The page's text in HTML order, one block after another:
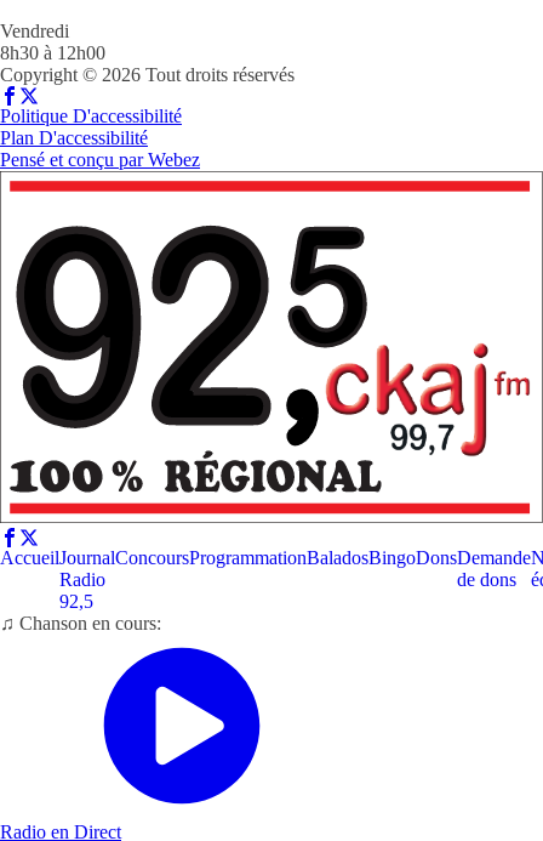
Vendredi
8h30 à 12h00
Copyright © 2026 Tout droits réservés
Politique D'accessibilité
Plan D'accessibilité
Pensé et conçu parWebez
AccueilJournal
Radio
92,5
ConcoursProgrammationBaladosBingoDonsDemande
de dons
♫ Chanson en cours:
Radio en Direct